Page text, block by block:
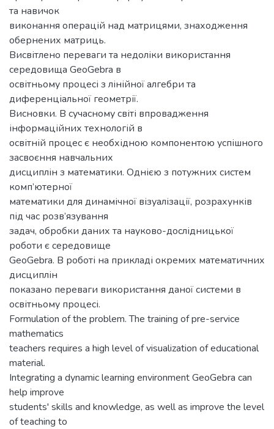
та навичок
виконання операцій над матрицями, знаходження
обернених матриць.
Висвітлено переваги та недоліки використання
середовища GeoGebra в
освітньому процесі з лінійної алгебри та
диференціальної геометрії.
Висновки. В сучасному світі впровадження
інформаційних технологій в
освітній процес є необхідною компонентою успішного
засвоєння навчальних
дисциплін з математики. Однією з потужних систем
комп’ютерної
математики для динамічної візуалізації, розрахунків
під час розв’язування
задач, обробки даних та науково-дослідницької
роботи є середовище
GeoGebra. В роботі на прикладі окремих математичних
дисциплін
показано переваги використання даної системи в
освітньому процесі.
Formulation of the problem. The training of pre-service
mathematics
teachers requires a high level of visualization of educational
material.
Integrating a dynamic learning environment GeoGebra can
help improve
students' skills and knowledge, as well as improve the level
of teaching to